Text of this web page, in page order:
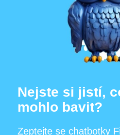
Nejste si jistí,
mohlo bavit?
Zeptejte se chatbotky